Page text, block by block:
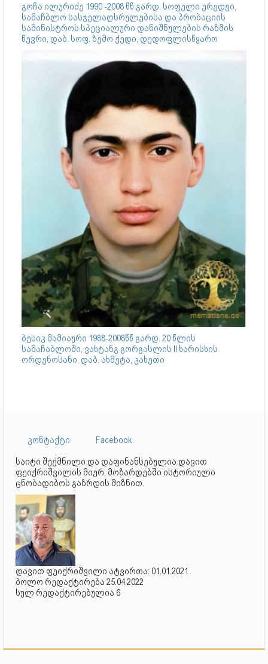
გოჩა ილურიძე 1990 -2008 წწ გარდ. სოფელი ერედვი,
სამაჩბლო სასჯელაღსრულებისა და პრობაციის
სამინისტროს სპეციალური დანიშნულების რაზმის
წევრი, დაბ. სოფ. ზემო ქედი, დედოფლისწყარო
ბესიკ მამიაური 1988-2008წწ გარდ. 20 წლის
სამაჩაბლოში, ვახტანგ გორგასლის II ხარისხის
ორდენოსანი, დაბ. ახმეტა, კახეთი
კონტაქტი
Facebook
საიტი შექმნილი და დაფინანსებულია დავით
ფეიქრიშვილის მიერ, მოზარდებში ისტორიული
ცნობადიბოს გაზრდის მიზნით.
დავით ფეიქრიშვილი ატვირთა: 01.01.2021
ბოლო რედაქტირება 25.04.2022
სულ რედაქტირებულია 6